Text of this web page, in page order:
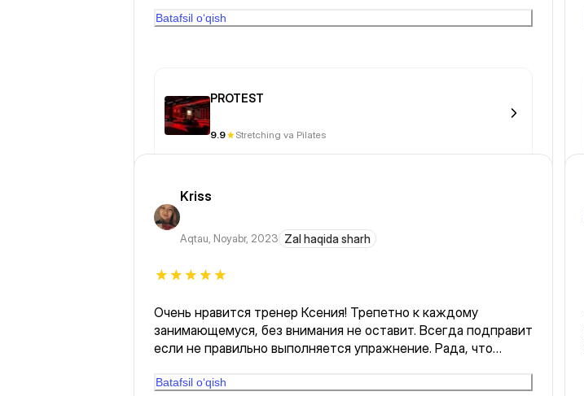
поэтому посещаю эту студию.
Batafsil o‘qish
PROTEST
9.9 Stretching va Pilates
Kriss
Aqtau, Noyabr, 2023 Zal haqida sharh
Очень нравится тренер Ксения! Трепетно к каждому
занимающемуся, без внимания не оставит. Всегда подправит
если не правильно выполняется упражнение. Рада, что
Batafsil o‘qish